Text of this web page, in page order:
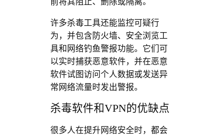
许多杀毒工具还能监控可疑行
为，并包含防火墙、安全浏览工
具和网络钓鱼警报功能。它们可
以实时捕获恶意软件，并在恶意
软件试图访问个人数据或发送异
常网络流量时发出警报。
杀毒软件和VPN的优缺点
很多人在提升网络安全时，都会